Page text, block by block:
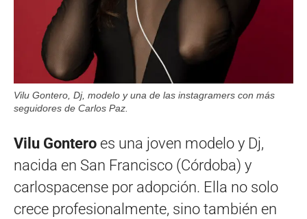
Vilu Gontero, Dj, modelo y una de las instagramers con más
seguidores de Carlos Paz.
Vilu Gontero es una joven modelo y Dj,
nacida en San Francisco (Córdoba) y
carlospacense por adopción. Ella no solo
crece profesionalmente, sino también en